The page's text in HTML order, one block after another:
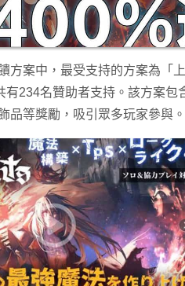
方案中，最受支持的方案為「
有234名贊助者支持。該方案包
品等獎勵，吸引眾多玩家參與。